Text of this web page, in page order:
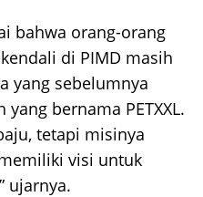
bahwa orang-orang
di PIMD masih
yang sebelumnya
bernama PETXXL.
tetapi misinya
visi untuk
ujarnya.